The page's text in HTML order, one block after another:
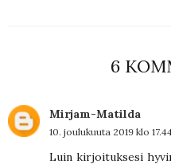
6
Mirjam-Matilda
10. joulukuuta 2019 klo
Luin kirjoituksesi